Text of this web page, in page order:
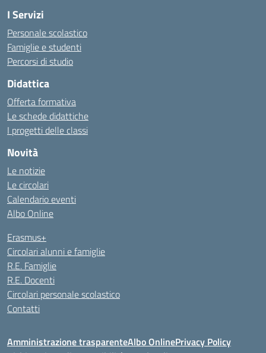
I Servizi
Personale scolastico
Famiglie e studenti
Percorsi di studio
Didattica
Offerta formativa
Le schede didattiche
I progetti delle classi
Novità
Le notizie
Le circolari
Calendario eventi
Albo Online
Erasmus+
Circolari alunni e famiglie
R.E. Famiglie
R.E. Docenti
Circolari personale scolastico
Contatti
Amministrazione trasparenteAlbo OnlinePrivacy Policy